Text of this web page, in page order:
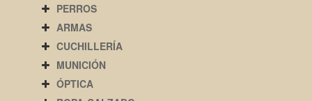
PERROS
ARMAS
CUCHILLERÍA
MUNICIÓN
ÓPTICA